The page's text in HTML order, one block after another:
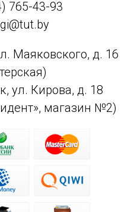
765-43-93
Маяковского, д. 16
ул. Кирова, д. 18
магазин №2)